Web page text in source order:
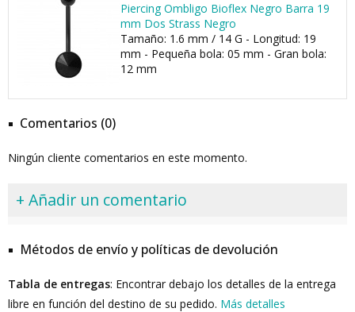
Piercing Ombligo Bioflex Negro Barra 19
mm Dos Strass Negro
Tamaño: 1.6 mm / 14 G - Longitud: 19
mm - Pequeña bola: 05 mm - Gran bola:
12 mm
Comentarios (0)
Ningún cliente comentarios en este momento.
+ Añadir un comentario
Métodos de envío y políticas de devolución
Tabla de entregas: Encontrar debajo los detalles de la entrega
libre en función del destino de su pedido. Más detalles